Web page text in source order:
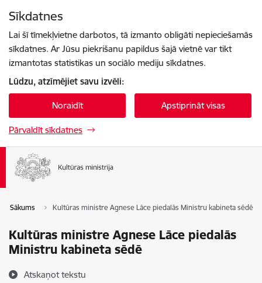
Sīkdatnes
Lai šī tīmekļvietne darbotos, tā izmanto obligāti nepieciešamās
sīkdatnes. Ar Jūsu piekrišanu papildus šajā vietnē var tikt
izmantotas statistikas un sociālo mediju sīkdatnes.
Lūdzu, atzīmējiet savu izvēli:
Noraidīt Apstiprināt visas
Pārvaldīt sīkdatnes
Sākums Kultūras ministre Agnese Lāce piedalās Ministru kabineta sēdē
Kultūras ministre Agnese Lāce piedalās
Ministru kabineta sēdē
Atskaņot tekstu